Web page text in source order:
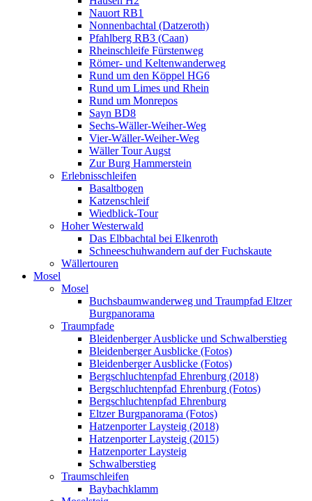
Nauort RB1
Nonnenbachtal (Datzeroth)
Pfahlberg RB3 (Caan)
Rheinschleife Fürstenweg
Römer- und Keltenwanderweg
Rund um den Köppel HG6
Rund um Limes und Rhein
Rund um Monrepos
Sayn BD8
Sechs-Wäller-Weiher-Weg
Vier-Wäller-Weiher-Weg
Wäller Tour Augst
Zur Burg Hammerstein
Erlebnisschleifen
Basaltbogen
Katzenschleif
Wiedblick-Tour
Hoher Westerwald
Das Elbbachtal bei Elkenroth
Schneeschuhwandern auf der Fuchskaute
Wällertouren
Mosel
Mosel
Buchsbaumwanderweg und Traumpfad Eltzer
Burgpanorama
Traumpfade
Bleidenberger Ausblicke und Schwalberstieg
Bleidenberger Ausblicke (Fotos)
Bleidenberger Ausblicke (Fotos)
Bergschluchtenpfad Ehrenburg (2018)
Bergschluchtenpfad Ehrenburg (Fotos)
Bergschluchtenpfad Ehrenburg
Eltzer Burgpanorama (Fotos)
Hatzenporter Laysteig (2018)
Hatzenporter Laysteig (2015)
Hatzenporter Laysteig
Schwalberstieg
Traumschleifen
Baybachklamm